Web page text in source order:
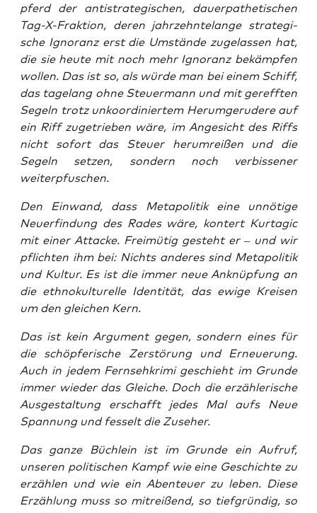
pferd der anti­stra­te­gi­schen, dau­er­pa­the­ti­schen
Tag-X-Frak­ti­on, deren jahr­zehn­te­lan­ge stra­te­gi­
sche Igno­ranz erst die Umstän­de zuge­las­sen hat,
die sie heu­te mit noch mehr Igno­ranz bekämp­fen
wol­len. Das ist so, als wür­de man bei einem Schiff,
das tage­lang ohne Steu­er­mann und mit gereff­ten
Segeln trotz unko­or­di­nier­tem Her­um­ge­ru­de­re auf
ein Riff zuge­trie­ben wäre, im Ange­sicht des Riffs
nicht sofort das Steu­er her­um­rei­ßen und die
Segeln set­zen, son­dern noch ver­bis­se­ner
weiterpfuschen.
Den Ein­wand, dass Meta­po­li­tik eine unnö­ti­ge
Neu­erfin­dung des Rades wäre, kon­tert Kur­ta­gic
mit einer Atta­cke. Frei­mü­tig gesteht er – und wir
pflich­ten ihm bei: Nichts ande­res sind Meta­po­li­tik
und Kul­tur. Es ist die immer neue Anknüp­fung an
die eth­no­kul­tu­rel­le Iden­ti­tät, das ewi­ge Krei­sen
um den glei­chen Kern.
Das ist kein Argu­ment gegen, son­dern eines für
die schöp­fe­ri­sche Zer­stö­rung und Erneue­rung.
Auch in jedem Fern­seh­kri­mi geschieht im Grun­de
immer wie­der das Glei­che. Doch die erzäh­le­ri­sche
Aus­ge­stal­tung erschafft jedes Mal aufs Neue
Span­nung und fes­selt die Zuseher.
Das gan­ze Büch­lein ist im Grun­de ein Auf­ruf,
unse­ren poli­ti­schen Kampf wie eine Geschich­te zu
erzäh­len und wie ein Aben­teu­er zu leben. Die­se
Erzäh­lung muss so mit­rei­ßend, so tief­grün­dig, so